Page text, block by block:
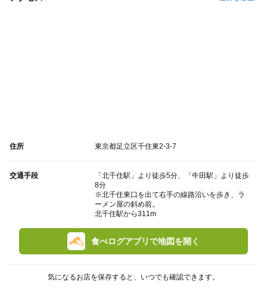
住所 東京都足立区千住東2-3-7
交通手段
「北千住駅」より徒歩5分、「牛田駅」より徒歩
8分
※北千住東口を出て右手の線路沿いを歩き、ラ
ーメン屋の斜め前。
北千住駅から311m
食べログアプリで地図を開く
気になるお店を保存すると、いつでも確認できます。